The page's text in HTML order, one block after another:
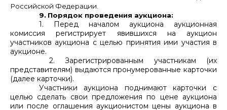
Российской Федерации.
9. Порядок проведения аукциона:
1. Перед началом аукциона аукционная
комиссия регистрирует явившихся на аукцион
участников аукциона с целью принятия ими участия в
аукционе.
2. Зарегистрированным участникам (их
представителям) выдаются пронумерованные карточки
(далее карточки).
Участники аукциона поднимают карточки с
целью сделать свои предложения по цене аукциона
или после оглашения аукционистом цены аукциона в